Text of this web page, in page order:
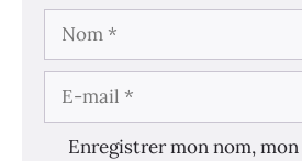
Nom
E-
mail
Enregistrer mon nom,